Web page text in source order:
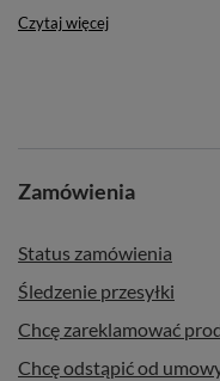
Czytaj więcej
Zamówienia
Status zamówienia
Śledzenie przesyłki
Chcę zareklamować
Chcę odstąpić od